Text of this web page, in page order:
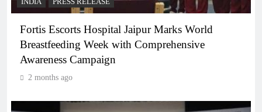
INDIA PRESS RELEASE
Fortis Escorts Hospital Jaipur Marks World
Breastfeeding Week with Comprehensive
Awareness Campaign
2 months ago